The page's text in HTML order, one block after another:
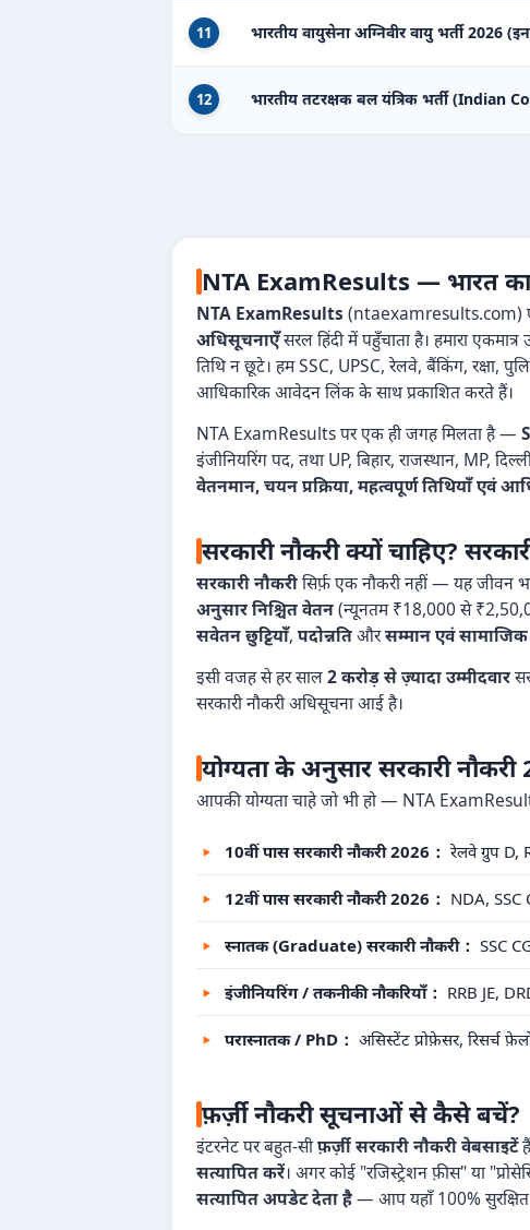
11 भारतीय वायुसेना अग्निवीर वायु भर्ती
12 भारतीय तटरक्षक बल यंत्रिक भर्ती
NTA ExamResults — भारत का
NTA ExamResults (ntaexamresults.com)
अधिसूचनाएँसरल हिंदी में पहुँचाता है। हमारा
तिथि न छूटे। हम SSC, UPSC, रेलवे, बैंकिंग, रक्षा,
आधिकारिक आवेदन लिंक के साथ प्रकाशित करते हैं।
NTA ExamResults पर एक ही जगह मिलता है —
इंजीनियरिंग पद, तथा UP, बिहार, राजस्थान, MP,
वेतनमान, चयन प्रक्रिया, महत्वपूर्ण तिथियाँ एवं
सरकारी नौकरी क्यों चाहिए?
सरकारी नौकरीसिर्फ़ एक नौकरी नहीं — यह जीवन
अनुसार निश्चित वेतन(न्यूनतम ₹18,000 से
सवेतन छुट्टियाँ, पदोन्नतिऔरसम्मान एवं सामाजिक
इसी वजह से हर साल2 करोड़ से ज़्यादा उम्मीदवार
सरकारी नौकरी अधिसूचना आई है।
योग्यता के अनुसार सरकारी नौकरी
आपकी योग्यता चाहे जो भी हो — NTA
10वीं पास सरकारी नौकरी 2026： रेलवे ग्रुप D,
12वीं पास सरकारी नौकरी 2026： NDA, SSC
स्नातक (Graduate) सरकारी नौकरी： SSC
इंजीनियरिंग / तकनीकी नौकरियाँ： RRB JE,
परास्नातक / PhD： असिस्टेंट प्रोफ़ेसर, रिसर्च
फ़र्ज़ी नौकरी सूचनाओं से कैसे बचें?
इंटरनेट पर बहुत-सीफ़र्ज़ी सरकारी नौकरी वेबसाइटें
सत्यापित करें। अगर कोई "रजिस्ट्रेशन फ़ीस" या
सत्यापित अपडेट देता है— आप यहाँ 100% सुरक्षित